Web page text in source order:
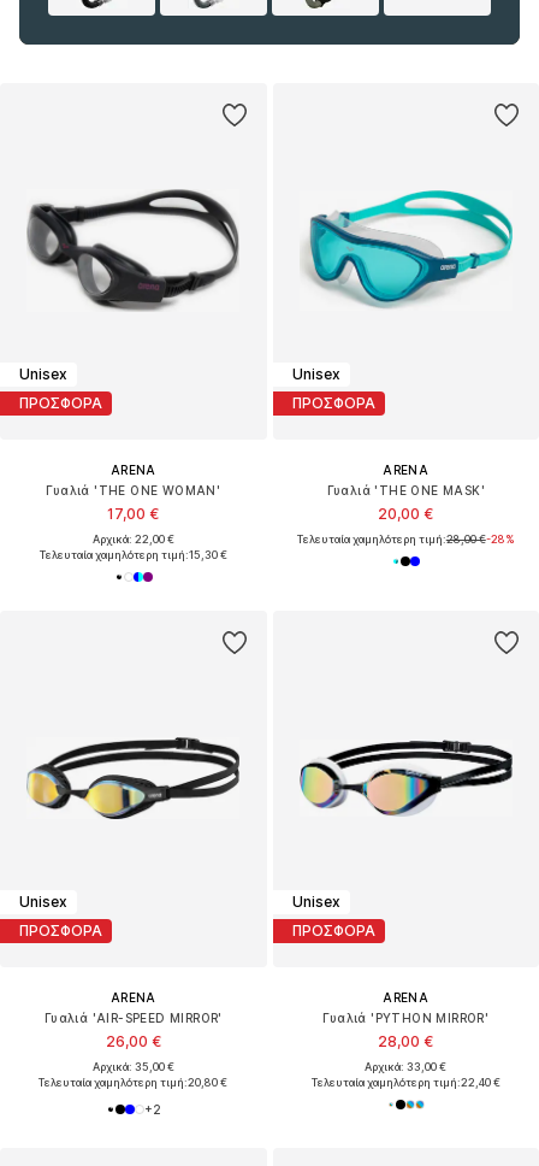
Unisex
ΠΡΟΣΦΟΡΑ
ARENA
Γυαλιά 'THE ONE WOMAN'
17,00 €
Αρχικά: 22,00 €
Τελευταία χαμηλότερη τιμή:15,30 €
Unisex
ΠΡΟΣΦΟΡΑ
ARENA
Γυαλιά 'THE ONE MASK'
20,00 €
Τελευταία χαμηλότερη τιμή:28,00 €-28%
Unisex
ΠΡΟΣΦΟΡΑ
ARENA
Γυαλιά 'AIR-SPEED MIRROR'
26,00 €
Αρχικά: 35,00 €
Τελευταία χαμηλότερη τιμή:20,80 €
+2
Unisex
ΠΡΟΣΦΟΡΑ
ARENA
Γυαλιά 'PYTHON MIRROR'
28,00 €
Αρχικά: 33,00 €
Τελευταία χαμηλότερη τιμή:22,40 €